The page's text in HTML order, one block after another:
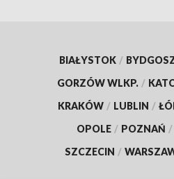
BIAŁYSTOK /
GORZÓW WLKP. /
KRAKÓW / LUBLIN /
OPOLE / POZNAŃ /
SZCZECIN /